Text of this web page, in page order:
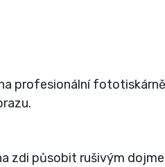
profesionální
zdi působit rušivým